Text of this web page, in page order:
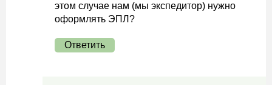
этом случае нам (мы экспедитор) нужно
оформлять ЭПЛ?
Ответить